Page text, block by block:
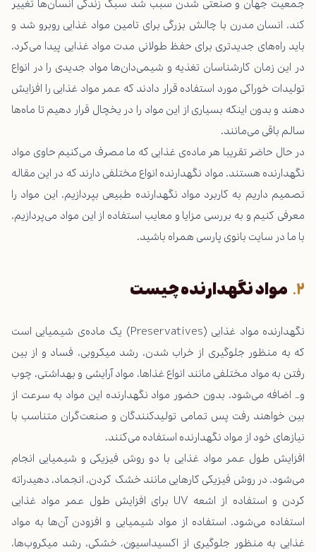
کند. انسان مدرن با چالش بزرگی برای تامین مواد غذایی روبرو شد و
باید راه‌های جدیدتری برای حفظ طولانی مدت مواد غذایی پیدا می‌کرد،
در این زمان کارشناسان تغذیه و شیمی‌دان‌ها مواد جدیدی را در انواع
تولیدات خوراکی مورد استفاده قرار دادند که عمر مواد غذایی را افزایش
‌دهند و بدون اینکه بسیاری از این مواد را در یخچال قرار دهیم تا ماه‌ها
سالم باقی می‌مانند.
در حال حاضر تقریبا هر ماده‌ی غذایی که ما مصرف می‌کنیم حاوی مواد
نگهدارنده هستند. مواد نگهدارنده انواع مختلفی دارند که در این مقاله
تصمیم داریم به کاربرد مواد نگهدارنده طبیعی بپردازیم. این مواد را
معرفی کنیم و به بررسی مزایا و معایب استفاده از این مواد می‌پردازیم.
با ما در سایت بانوی پارسی همراه باشید.
مواد نگهدارنده چیست
نگهدارنده مواد غذایی (Preservatives) یک ماده‌ی شیمیایی است
که به منظور جلوگیری از خراب شدن، رشد میکروبی، فساد و از بین
رفتن به مواد مختلفی مانند انواع غذاها، مواد آرایشی و بهداشتی، چوب
و… اضافه می‌شود. بدون حضور مواد نگهدارنده این مواد به سرعت از
بین خواهند رفت پس تمامی تولیدکنندگان و صنعت‌گران متناسب با
نیازهای خود از مواد نگهدارنده استفاده می‌کنند.
افزایش طول عمر مواد غذایی با دو روش فیزیکی و شیمیایی انجام
می‌شود. در روش فیزیکی کارهایی مانند خشک کردن، انجماد، دهیدراته
کردن و استفاده از اشعه UV برای افزایش طول عمر مواد غذایی
استفاده می‌شود. استفاده از مواد شیمیایی و افزودن آن‌ها به مواد
غذایی به منظور جلوگیری از اکسیداسیون، خشکی، رشد میکروب‌ها،